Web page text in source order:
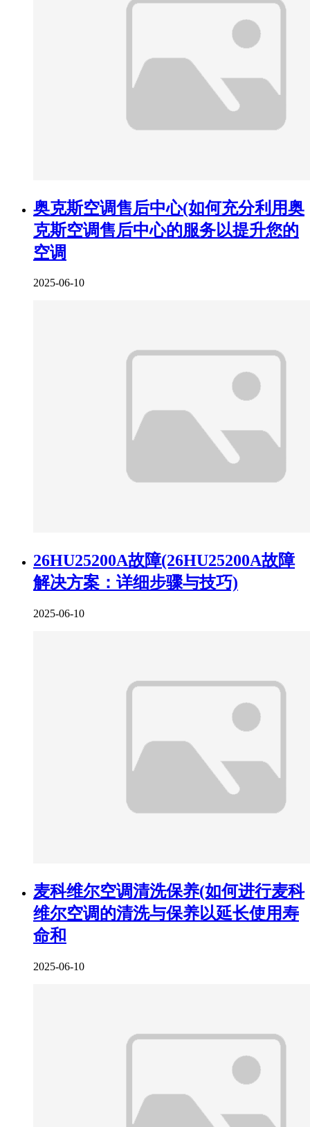
奥克斯空调售后中心(如何充分利用奥
克斯空调售后中心的服务以提升您的
空调
2025-06-10
26HU25200A故障(26HU25200A故障
解决方案：详细步骤与技巧)
2025-06-10
麦科维尔空调清洗保养(如何进行麦科
维尔空调的清洗与保养以延长使用寿
命和
2025-06-10